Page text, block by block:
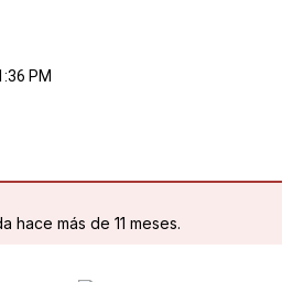
PM
hace más de 11 meses.